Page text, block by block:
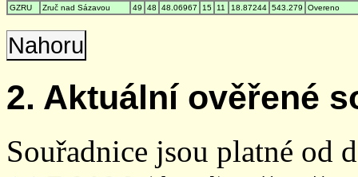
GZRU
Zruč nad Sázavou 49 48 48.06967 15 11 18.87244 543.279 Overeno
Nahoru
2. Aktuální ověřené
Souřadnice jsou platné od